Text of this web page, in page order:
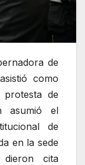
de
como
de
asumió el
de
en la sede
cita